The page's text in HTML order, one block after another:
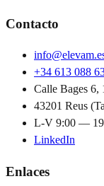
Contacto
+34 613 088
Calle Bages 6,
43201 Reus
L-V 9:00 —
LinkedIn
Enlaces